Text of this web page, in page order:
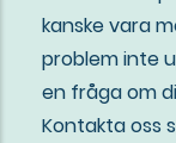
kanske vara
problem inte
en fråga om
Kontakta oss